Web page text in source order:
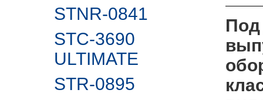
STNR-0841
STC-3690
ULTIMATE
STR-0895
Под